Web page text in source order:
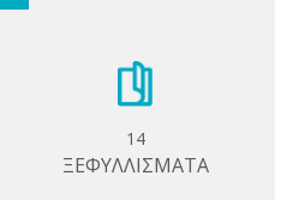
14
ΞΕΦΥΛΛΙΣΜΑΤΑ